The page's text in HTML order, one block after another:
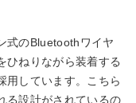
式のBluetoothワイヤ
ひねりながら装着する
用しています。こちら
る設計がされているの